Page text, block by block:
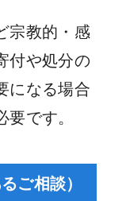
宗教的・感
付や処分の
になる場合
です。
ご相談）